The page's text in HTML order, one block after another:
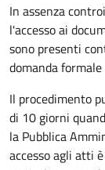
In assenza
l'accesso ai
sono presenti
domanda
Il procedimento
di 10 giorni
la Pubblica
accesso agli atti